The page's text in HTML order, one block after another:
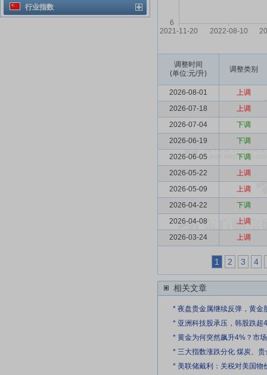
行业指数
调整时间
(单位:元/升)
调整类别
2026-08-01
上调
2026-07-18
上调
2026-07-04
下调
2026-06-19
下调
2026-06-05
下调
2026-05-22
上调
2026-05-09
上调
2026-04-22
下调
2026-04-08
上调
2026-03-24
上调
1 2 3 4
相关文章
* 夜盘贵金属继续反弹，黄金
* 亚洲科技股承压，韩股跌超
* 黄金为何突然飙升4%？市
* 三大指数涨跌分化 煤炭、
* 美联储戴利：关税对美国物